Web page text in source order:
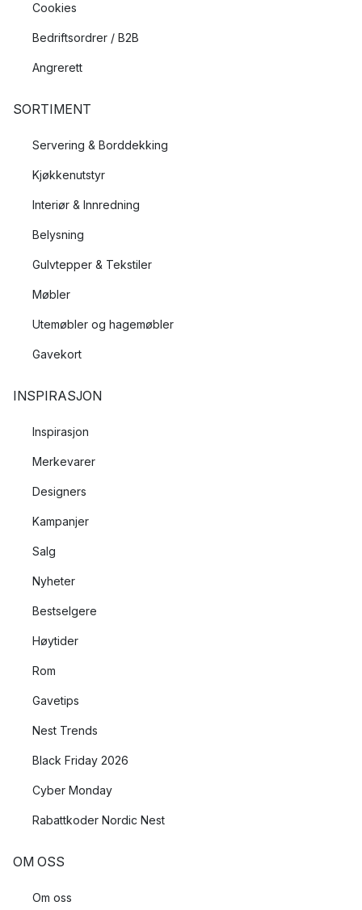
Cookies
Bedriftsordrer / B2B
Angrerett
SORTIMENT
Servering & Borddekking
Kjøkkenutstyr
Interiør & Innredning
Belysning
Gulvtepper & Tekstiler
Møbler
Utemøbler og hagemøbler
Gavekort
INSPIRASJON
Inspirasjon
Merkevarer
Designers
Kampanjer
Salg
Nyheter
Bestselgere
Høytider
Rom
Gavetips
Nest Trends
Black Friday 2026
Cyber Monday
Rabattkoder Nordic Nest
OM OSS
Om oss